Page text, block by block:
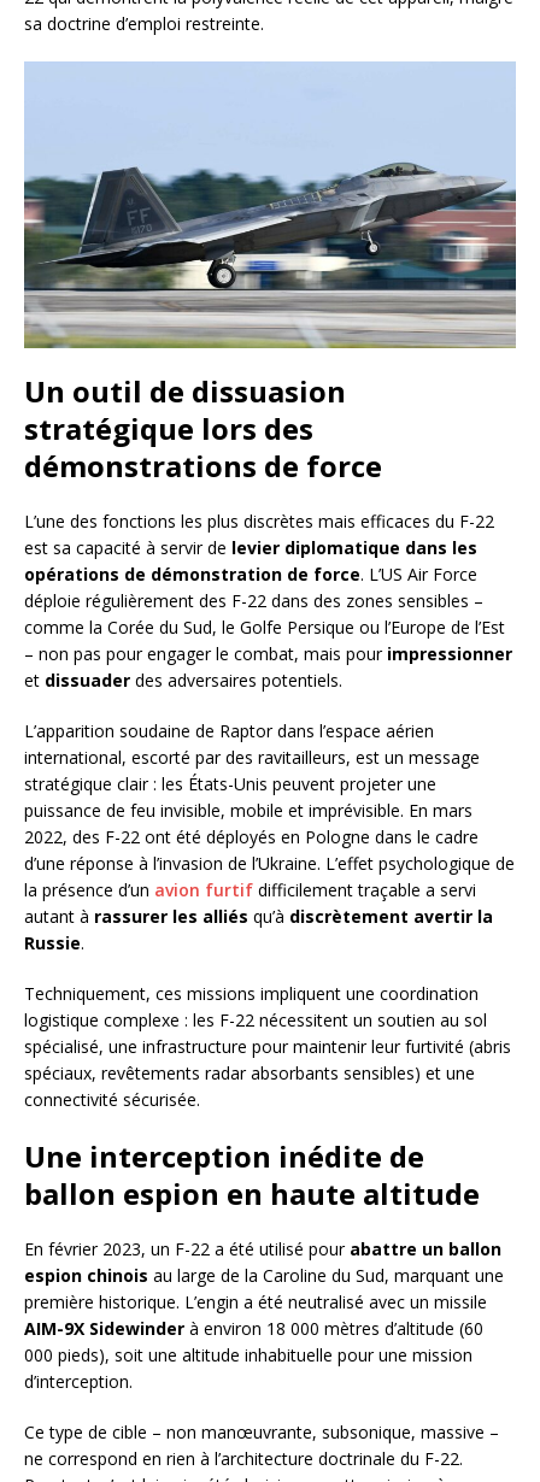
sa doctrine d’emploi restreinte.
Un outil de dissuasion
stratégique lors des
démonstrations de force
L’une des fonctions les plus discrètes mais efficaces du F-22
est sa capacité à servir de levier diplomatique dans les
opérations de démonstration de force. L’US Air Force
déploie régulièrement des F-22 dans des zones sensibles –
comme la Corée du Sud, le Golfe Persique ou l’Europe de l’Est
– non pas pour engager le combat, mais pour impressionner
et dissuader des adversaires potentiels.
L’apparition soudaine de Raptor dans l’espace aérien
international, escorté par des ravitailleurs, est un message
stratégique clair : les États-Unis peuvent projeter une
puissance de feu invisible, mobile et imprévisible. En mars
2022, des F-22 ont été déployés en Pologne dans le cadre
d’une réponse à l’invasion de l’Ukraine. L’effet psychologique de
la présence d’un avion furtif difficilement traçable a servi
autant à rassurer les alliés qu’à discrètement avertir la
Russie.
Techniquement, ces missions impliquent une coordination
logistique complexe : les F-22 nécessitent un soutien au sol
spécialisé, une infrastructure pour maintenir leur furtivité (abris
spéciaux, revêtements radar absorbants sensibles) et une
connectivité sécurisée.
Une interception inédite de
ballon espion en haute altitude
En février 2023, un F-22 a été utilisé pour abattre un ballon
espion chinois au large de la Caroline du Sud, marquant une
première historique. L’engin a été neutralisé avec un missile
AIM-9X Sidewinder à environ 18 000 mètres d’altitude (60
000 pieds), soit une altitude inhabituelle pour une mission
d’interception.
Ce type de cible – non manœuvrante, subsonique, massive –
ne correspond en rien à l’architecture doctrinale du F-22.